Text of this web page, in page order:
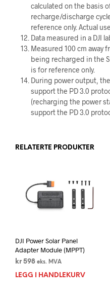
calculated on the basis
recharge/discharge
reference only. Actual
Data measured in a DJI
Measured 100 cm away
being recharged in the
is for reference only.
During power output,
support the PD 3.0
(recharging the power
support the PD 3.0
RELATERTE PRODUKTER
DJI Power Solar Panel
Adapter Module (MPPT)
kr 598 eks. MVA
LEGG I HANDLEKURV